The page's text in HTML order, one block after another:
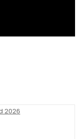
2026